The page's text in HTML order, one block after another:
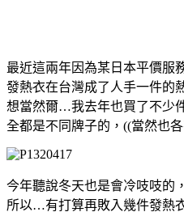
最近這兩年因為某日本平價服
發熱衣在台灣成了人手一件的
想當然爾…我去年也買了不少
全都是不同牌子的，((當然也各
今年聽說冬天也是會冷吱吱的，
所以…有打算再敗入幾件發熱